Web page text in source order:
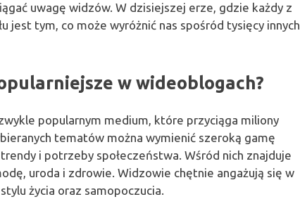
uwagę widzów. W dzisiejszej erze, gdzie każdy z
jest tym, co może wyróżnić nas spośród tysięcy innych
w wideoblogach?
popularnym medium, które przyciąga miliony
tematów można wymienić szeroką gamę
i potrzeby społeczeństwa. Wśród nich znajduje
uroda i zdrowie. Widzowie chętnie angażują się w
życia oraz samopoczucia.